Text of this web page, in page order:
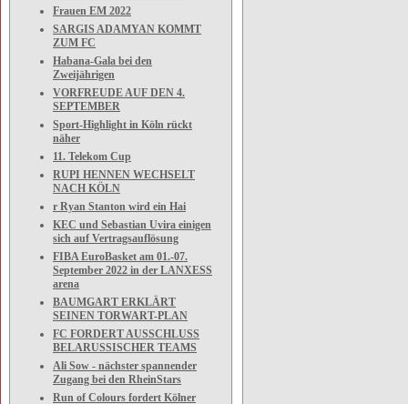
Frauen EM 2022
SARGIS ADAMYAN KOMMT
ZUM FC
Habana-Gala bei den
Zweijährigen
VORFREUDE AUF DEN 4.
SEPTEMBER
Sport-Highlight in Köln rückt
näher
11. Telekom Cup
RUPI HENNEN WECHSELT
NACH KÖLN
r Ryan Stanton wird ein Hai
KEC und Sebastian Uvira einigen
sich auf Vertragsauflösung
FIBA EuroBasket am 01.-07.
September 2022 in der LANXESS
arena
BAUMGART ERKLÄRT
SEINEN TORWART-PLAN
FC FORDERT AUSSCHLUSS
BELARUSSISCHER TEAMS
Ali Sow - nächster spannender
Zugang bei den RheinStars
Run of Colours fordert Kölner